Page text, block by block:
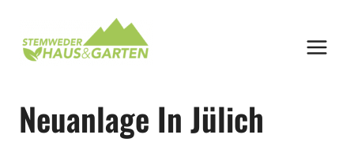
springen
Neuanlage In Jülich